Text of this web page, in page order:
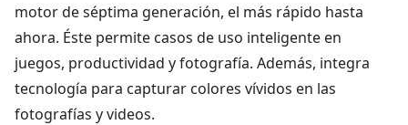
motor de séptima generación, el más rápido hasta
ahora. Éste permite casos de uso inteligente en
juegos, productividad y fotografía. Además, integra
tecnología para capturar colores vívidos en las
fotografías y videos.